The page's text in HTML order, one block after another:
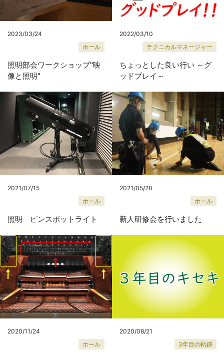
2023/03/24
ホール
照明部会ワークショップ"映
像と照明"
2022/03/10
テクニカルマネージャー
ちょっとした良い行い ～グ
ッドプレイ～
2021/07/15
ホール
照明 ピンスポットライト
2021/05/28
ホール
新人研修会を行いました
2020/11/24
ホール
2020/08/21
3年目の軌跡